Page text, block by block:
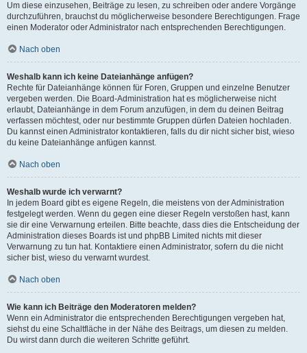
Um diese einzusehen, Beiträge zu lesen, zu schreiben oder andere Vorgänge
durchzuführen, brauchst du möglicherweise besondere Berechtigungen. Frage
einen Moderator oder Administrator nach entsprechenden Berechtigungen.
Nach oben
Weshalb kann ich keine Dateianhänge anfügen?
Rechte für Dateianhänge können für Foren, Gruppen und einzelne Benutzer
vergeben werden. Die Board-Administration hat es möglicherweise nicht
erlaubt, Dateianhänge in dem Forum anzufügen, in dem du deinen Beitrag
verfassen möchtest, oder nur bestimmte Gruppen dürfen Dateien hochladen.
Du kannst einen Administrator kontaktieren, falls du dir nicht sicher bist, wieso
du keine Dateianhänge anfügen kannst.
Nach oben
Weshalb wurde ich verwarnt?
In jedem Board gibt es eigene Regeln, die meistens von der Administration
festgelegt werden. Wenn du gegen eine dieser Regeln verstoßen hast, kann
sie dir eine Verwarnung erteilen. Bitte beachte, dass dies die Entscheidung der
Administration dieses Boards ist und phpBB Limited nichts mit dieser
Verwarnung zu tun hat. Kontaktiere einen Administrator, sofern du die nicht
sicher bist, wieso du verwarnt wurdest.
Nach oben
Wie kann ich Beiträge den Moderatoren melden?
Wenn ein Administrator die entsprechenden Berechtigungen vergeben hat,
siehst du eine Schaltfläche in der Nähe des Beitrags, um diesen zu melden.
Du wirst dann durch die weiteren Schritte geführt.